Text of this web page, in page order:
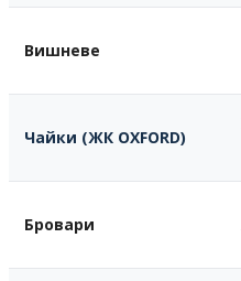
Вишневе
Чайки (ЖК OXFORD)
Бровари